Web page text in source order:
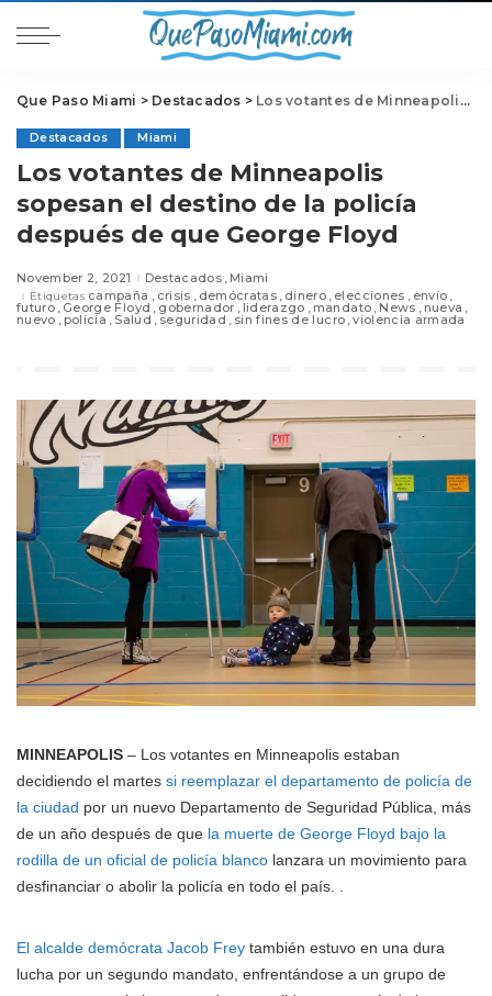
Que Paso Miami > Destacados > Los votantes de Minneapolis sopesan el destino de la policía después de que George Floyd
Destacados Miami
Los votantes de Minneapolis
sopesan el destino de la policía
después de que George Floyd
November 2, 2021 Destacados Miami
Etiquetas campaña crisis demócratas dinero elecciones envío
futuro George Floyd gobernador liderazgo mandato News nueva
nuevo policía Salud seguridad sin fines de lucro violencia armada
MINNEAPOLIS – Los votantes en Minneapolis estaban
decidiendo el martes si reemplazar el departamento de policía de
la ciudad por un nuevo Departamento de Seguridad Pública, más
de un año después de que la muerte de George Floyd bajo la
rodilla de un oficial de policía blanco lanzara un movimiento para
desfinanciar o abolir la policía en todo el país. .
El alcalde demócrata Jacob Frey también estuvo en una dura
lucha por un segundo mandato, enfrentándose a un grupo de